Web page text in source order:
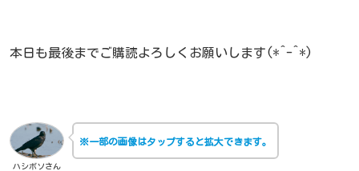
本日も最後までご購読よろしくお願いします(*^-^*)
ハシボソさん
※一部の画像はタップすると拡大できます。